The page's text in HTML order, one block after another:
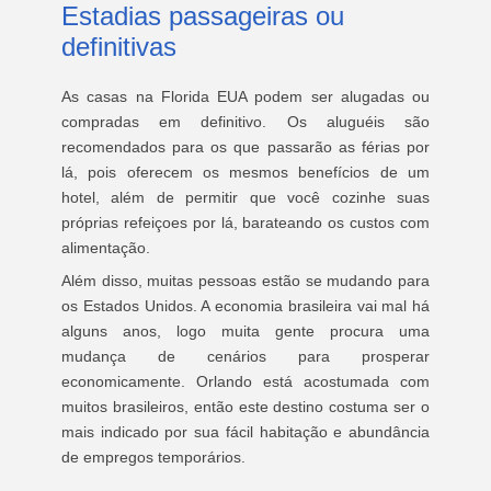
Estadias passageiras ou
definitivas
As casas na Florida EUA podem ser alugadas ou
compradas em definitivo. Os aluguéis são
recomendados para os que passarão as férias por
lá, pois oferecem os mesmos benefícios de um
hotel, além de permitir que você cozinhe suas
próprias refeiçoes por lá, barateando os custos com
alimentação.
Além disso, muitas pessoas estão se mudando para
os Estados Unidos. A economia brasileira vai mal há
alguns anos, logo muita gente procura uma
mudança de cenários para prosperar
economicamente. Orlando está acostumada com
muitos brasileiros, então este destino costuma ser o
mais indicado por sua fácil habitação e abundância
de empregos temporários.